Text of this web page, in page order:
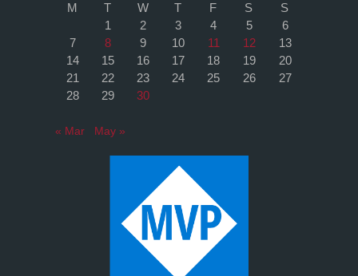
M
T W T F S
S
1
2 3 4 5
6
7
8 9 10 11 12
13
14
15 16 17 18 19
20
21
22 23 24 25 26
27
28
29 30
« Mar May »